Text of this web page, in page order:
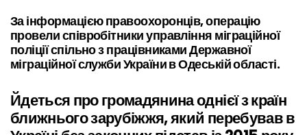
За інформацією правоохоронців, операцію
провели співробітники управління міграційної
поліції спільно з працівниками Державної
міграційної служби України в Одеській області.
Йдеться про громадянина однієї з країн
ближнього зарубіжжя, який перебував в